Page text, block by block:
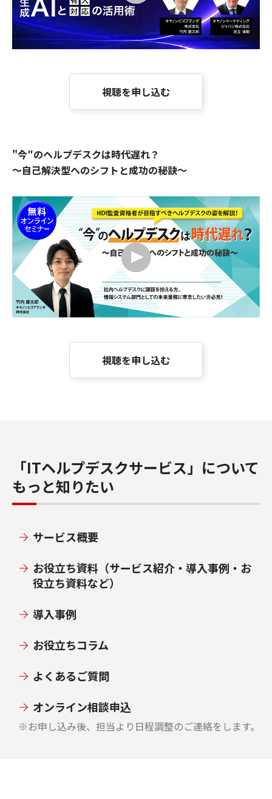
視聴を申し込む
"今″のヘルプデスクは時代遅れ？
～自己解決型へのシフトと成功の秘訣～
視聴を申し込む
「ITヘルプデスクサービス」について
もっと知りたい
サービス概要
お役立ち資料（サービス紹介・導入事例・お
役立ち資料など）
導入事例
お役立ちコラム
よくあるご質問
オンライン相談申込
※お申し込み後、担当より日程調整のご連絡をします。